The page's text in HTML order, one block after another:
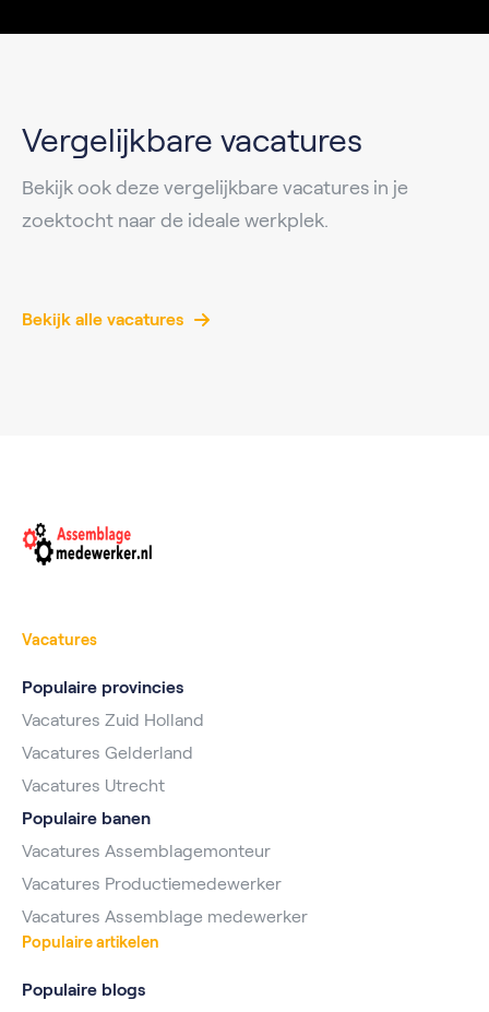
Vergelijkbare vacatures
Bekijk ook deze vergelijkbare vacatures in je
zoektocht naar de ideale werkplek.
Bekijk alle vacatures
Vacatures
Populaire provincies
Vacatures Zuid Holland
Vacatures Gelderland
Vacatures Utrecht
Populaire banen
Vacatures Assemblagemonteur
Vacatures Productiemedewerker
Vacatures Assemblage medewerker
Populaire artikelen
Populaire blogs